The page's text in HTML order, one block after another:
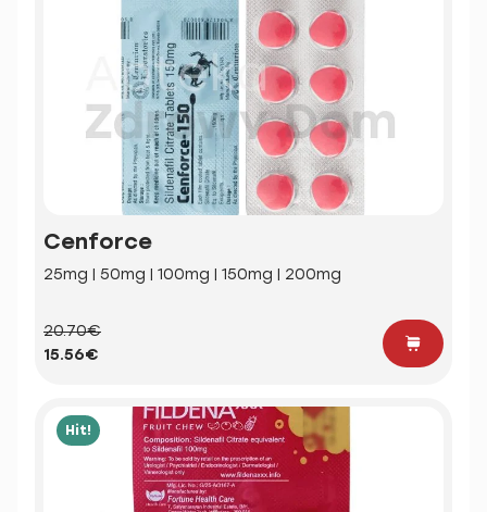
Cenforce
25mg | 50mg | 100mg | 150mg | 200mg
20.70€
15.56€
Hit!